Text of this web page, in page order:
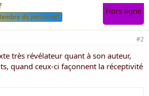
du personnel
Hors ligne
#2
très révélateur quant à son auteur,
quand ceux-ci façonnent la réceptivité